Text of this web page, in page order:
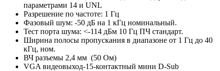
параметрами 14 и UNL
Разрешение по частоте: 1 Гц
Фазовый шум: -50 дБ на 1 кГц номинальный.
Тест порта шума: <-114 дБм 10 Гц ПЧ стандарт.
Ширина полосы пропускания в диапазоне от 1 Гц до 40
кГц, ном.
ВЧ разъемы 2,4 мм (50 Ом)
VGA видеовыход-15-контактный мини D-Sub